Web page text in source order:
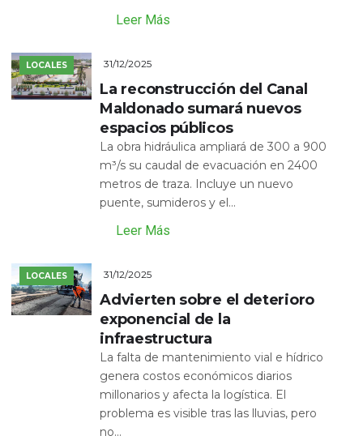
Leer Más
LOCALES 31/12/2025
La reconstrucción del Canal
Maldonado sumará nuevos
espacios públicos
La obra hidráulica ampliará de 300 a 900
m³/s su caudal de evacuación en 2400
metros de traza. Incluye un nuevo
puente, sumideros y el...
Leer Más
LOCALES 31/12/2025
Advierten sobre el deterioro
exponencial de la
infraestructura
La falta de mantenimiento vial e hídrico
genera costos económicos diarios
millonarios y afecta la logística. El
problema es visible tras las lluvias, pero
no...